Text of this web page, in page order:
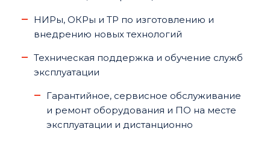
НИРы, ОКРы и ТР по изготовлению и
внедрению новых технологий
Техническая поддержка и обучение служб
эксплуатации
Гарантийное, сервисное обслуживание
и ремонт оборудования и ПО на месте
эксплуатации и дистанционно